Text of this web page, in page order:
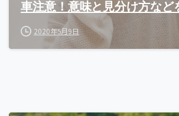
車注意！意味と見分け方など
2020年5月9日